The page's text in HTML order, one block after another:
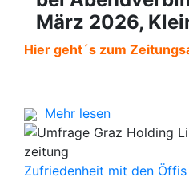
März 2026,
Hier geht´s zum
Mehr lesen
Zufriedenheit mit den